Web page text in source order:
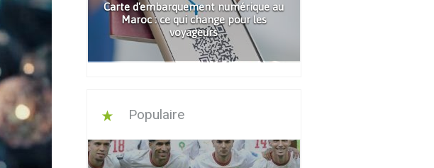
Carte d'embarquement numérique au
Maroc : ce qui change pour les
voyageurs
Populaire